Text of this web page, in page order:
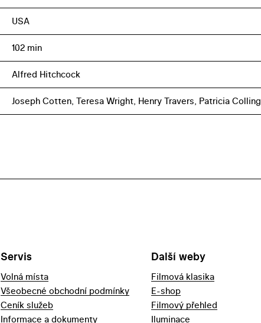
USA
102 min
Alfred Hitchcock
Joseph Cotten, Teresa Wright, Henry Travers, Patricia Colling
Servis
Volná místa
Všeobecné obchodní podmínky
Ceník služeb
Informace a dokumenty
Další weby
Filmová klasika
E-shop
Filmový přehled
Iluminace